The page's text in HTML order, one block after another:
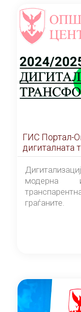
ГИС Портал-
дигиталната
модерна
граѓаните.